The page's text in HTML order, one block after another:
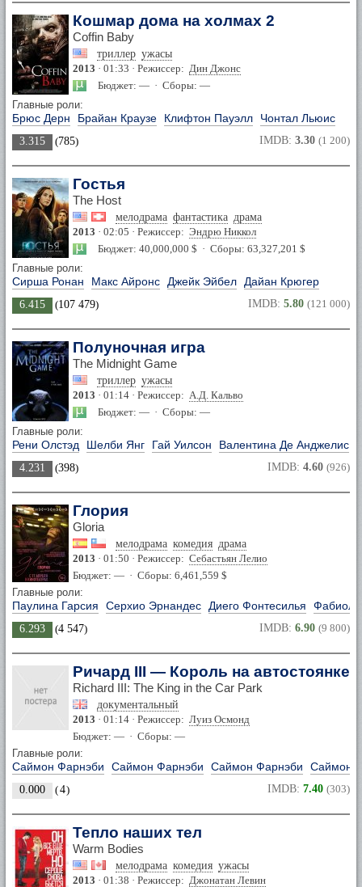
Кошмар дома на холмах 2
Coffin Baby
триллер ужасы
2013 · 01:33 · Режиссер: Дин Джонс
Бюджет: — · Сборы: —
Главные роли:
Брюс Дерн Брайан Краузе Клифтон Пауэлл Чонтал Льюис
3.315 (785) IMDB: 3.30 (1 200)
Гостья
The Host
мелодрама фантастика драма
2013 · 02:05 · Режиссер: Эндрю Никкол
Бюджет: 40,000,000 $ · Сборы: 63,327,201 $
Главные роли:
Сирша Ронан Макс Айронс Джейк Эйбел Дайан Крюгер
6.415 (107 479) IMDB: 5.80 (121 000)
Полуночная игра
The Midnight Game
триллер ужасы
2013 · 01:14 · Режиссер: А.Д. Кальво
Бюджет: — · Сборы: —
Главные роли:
Рени Олстэд Шелби Янг Гай Уилсон Валентина Де Анджелис
4.231 (398) IMDB: 4.60 (926)
Глория
Gloria
мелодрама комедия драма
2013 · 01:50 · Режиссер: Себастьян Лелио
Бюджет: — · Сборы: 6,461,559 $
Главные роли:
Паулина Гарсия Серхио Эрнандес Диего Фонтесилья
6.293 (4 547) IMDB: 6.90 (9 800)
Ричард III — Король на автостоянке
Richard III: The King in the Car Park
документальный
2013 · 01:14 · Режиссер: Луиз Осмонд
Бюджет: — · Сборы: —
Главные роли:
Саймон Фарнэби Саймон Фарнэби Саймон Фарнэби Саймон
0.000 (4) IMDB: 7.40 (303)
Тепло наших тел
Warm Bodies
мелодрама комедия ужасы
2013 · 01:38 · Режиссер: Джонатан Левин